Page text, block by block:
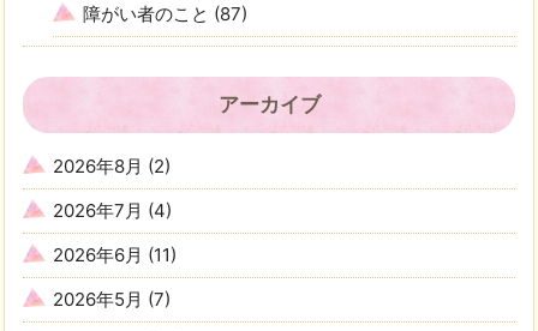
障がい者のこと (87)
アーカイブ
2026年8月 (2)
2026年7月 (4)
2026年6月 (11)
2026年5月 (7)